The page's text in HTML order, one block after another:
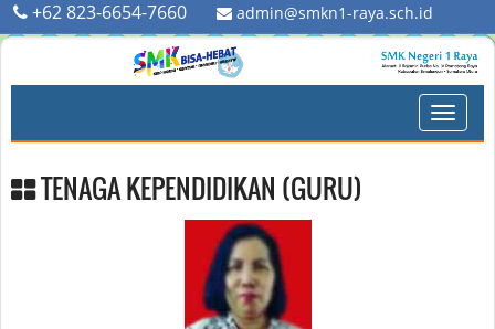
+62 823-6654-7660 admin@smkn1-raya.sch.id
Toggle
TENAGA KEPENDIDIKAN (GURU)